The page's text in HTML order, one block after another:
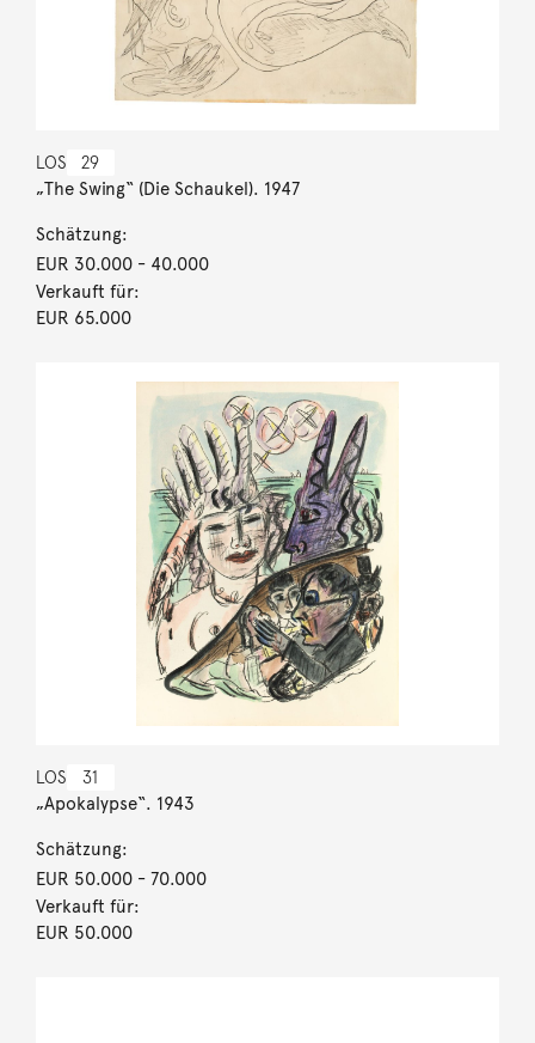
LOS 29
„The Swing“ (Die Schaukel). 1947
Schätzung:
EUR 30.000- 40.000
Verkauft für:
EUR 65.000
LOS 31
„Apokalypse“. 1943
Schätzung:
EUR 50.000- 70.000
Verkauft für:
EUR 50.000